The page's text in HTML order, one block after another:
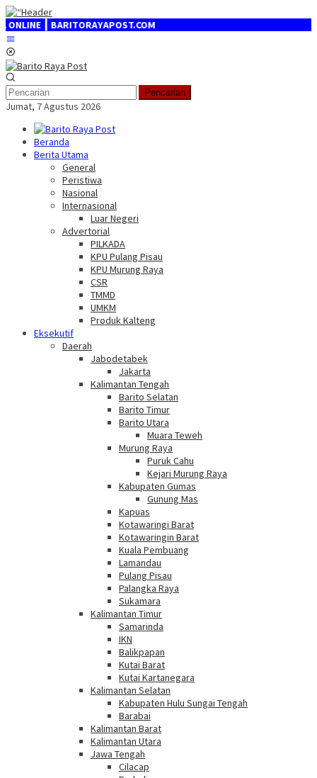
Loncat
ke
konten
┃ BARITORAYAPOST.COM
Pencarian
Jumat, 7 Agustus 2026
Beranda
Berita Utama
General
Peristiwa
Nasional
Internasional
Luar Negeri
Advertorial
PILKADA
KPU Pulang Pisau
KPU Murung Raya
CSR
TMMD
UMKM
Produk Kalteng
Eksekutif
Daerah
Jabodetabek
Jakarta
Kalimantan Tengah
Barito Selatan
Barito Timur
Barito Utara
Muara Teweh
Murung Raya
Puruk Cahu
Kejari Murung Raya
Kabupaten Gumas
Gunung Mas
Kapuas
Kotawaringi Barat
Kotawaringin Barat
Kuala Pembuang
Lamandau
Pulang Pisau
Palangka Raya
Sukamara
Kalimantan Timur
Samarinda
IKN
Balikpapan
Kutai Barat
Kutai Kartanegara
Kalimantan Selatan
Kabupaten Hulu Sungai Tengah
Barabai
Kalimantan Barat
Kalimantan Utara
Jawa Tengah
Cilacap